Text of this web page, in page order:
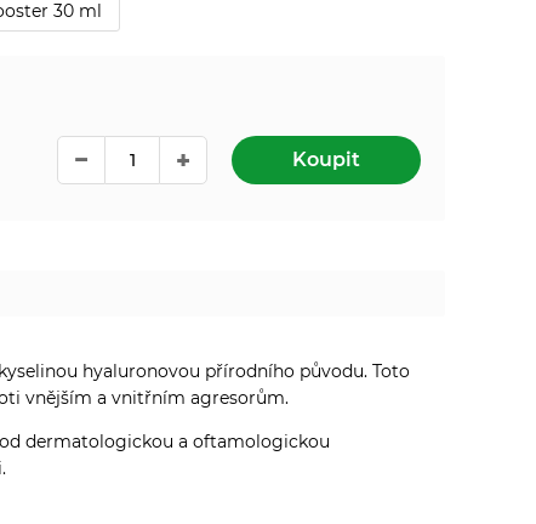
30 ml
Koupit
hyaluronovou přírodního původu. Toto
vnějším a vnitřním agresorům.
dermatologickou a oftamologickou